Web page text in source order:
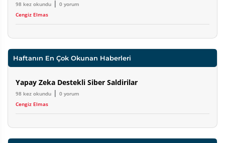
98 kez okundu | 0 yorum
Cengiz Elmas
Haftanın En Çok Okunan Haberleri
Yapay Zeka Destekli Siber Saldirilar
98 kez okundu | 0 yorum
Cengiz Elmas